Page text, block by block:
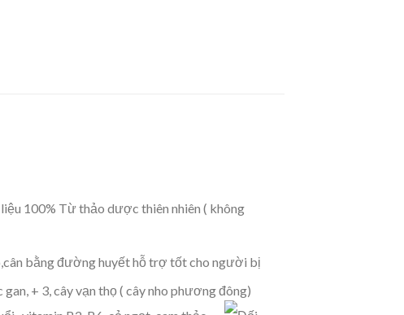
100% Từ thảo dược thiên nhiên ( không
bằng đường huyết hỗ trợ tốt cho người bị
+ 3, cây vạn thọ ( cây nho phương đông)